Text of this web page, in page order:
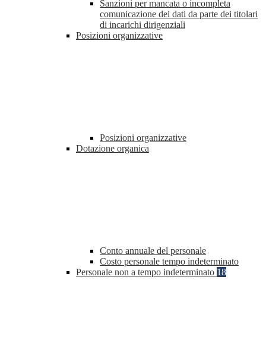
Sanzioni per mancata o incompleta
comunicazione dei dati da parte dei titolari
di incarichi dirigenziali
Posizioni organizzative
Posizioni organizzative
Dotazione organica
Conto annuale del personale
Costo personale tempo indeterminato
Personale non a tempo indeterminato 18